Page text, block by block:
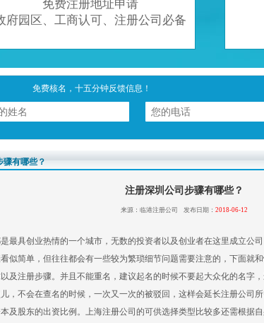
免费注册地址申请
府园区、工商认可、注册公司必备
免费核名，十五分钟反馈信息！
骤有哪些？
注册深圳公司步骤有哪些？
来源：临港注册公司 发布日期： 2018-06-12
最具创业热情的一个城市，无数的投资者以及创业者在这里成立公
似简单，但往往都会有一些较为繁琐细节问题需要注意的，下面就
及注册步骤。并且不能重名，建议起名的时候不要起大众化的名字
，不会在查名的时候，一次又一次的被驳回，这样会延长注册公司
及股东的出资比例。上海注册公司的可供选择类型比较多还需根据自